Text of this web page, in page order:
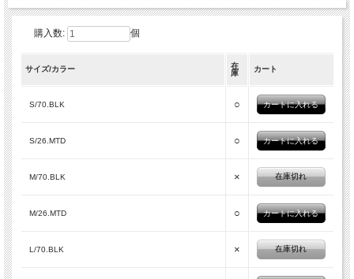
購入数: 個
サイズ/カラー
在
庫
カート
S/70.BLK ○
S/26.MTD ○
M/70.BLK × 在庫切れ
M/26.MTD ○
L/70.BLK × 在庫切れ